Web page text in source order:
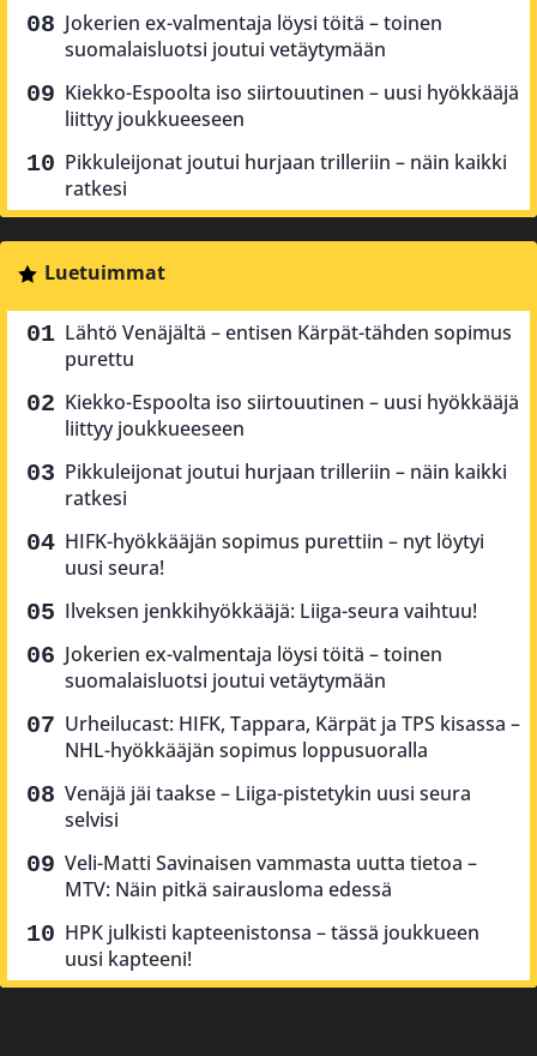
Jokerien ex-valmentaja löysi töitä – toinen
suomalaisluotsi joutui vetäytymään
Kiekko-Espoolta iso siirtouutinen – uusi hyökkääjä
liittyy joukkueeseen
Pikkuleijonat joutui hurjaan trilleriin – näin kaikki
ratkesi
Luetuimmat
Lähtö Venäjältä – entisen Kärpät-tähden sopimus
purettu
Kiekko-Espoolta iso siirtouutinen – uusi hyökkääjä
liittyy joukkueeseen
Pikkuleijonat joutui hurjaan trilleriin – näin kaikki
ratkesi
HIFK-hyökkääjän sopimus purettiin – nyt löytyi
uusi seura!
Ilveksen jenkkihyökkääjä: Liiga-seura vaihtuu!
Jokerien ex-valmentaja löysi töitä – toinen
suomalaisluotsi joutui vetäytymään
Urheilucast: HIFK, Tappara, Kärpät ja TPS kisassa –
NHL-hyökkääjän sopimus loppusuoralla
Venäjä jäi taakse – Liiga-pistetykin uusi seura
selvisi
Veli-Matti Savinaisen vammasta uutta tietoa –
MTV: Näin pitkä sairausloma edessä
HPK julkisti kapteenistonsa – tässä joukkueen
uusi kapteeni!